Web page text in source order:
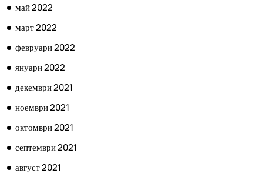
май 2022
март 2022
февруари 2022
януари 2022
декември 2021
ноември 2021
октомври 2021
септември 2021
август 2021